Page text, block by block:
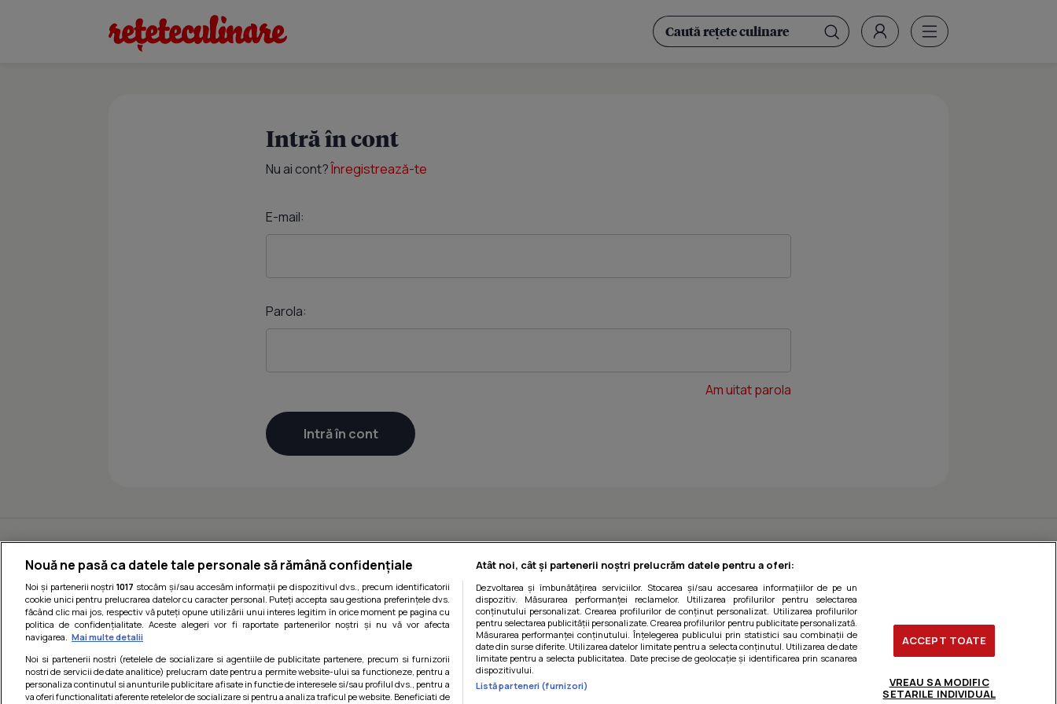
Intră în cont
Nu ai cont?Înregistrează-te
E-mail:
Parola:
Am uitat parola
Nouă ne pasă ca datele tale personale să rămână confidențiale
Noi și partenerii noștri1017 stocăm și/sau accesăm informații pe dispozitivul dvs., precum identificatorii
cookie unici pentru prelucrarea datelor cu caracter personal. Puteți accepta sau gestiona preferințele dvs.
făcând clic mai jos, respectiv vă puteți opune utilizării unui interes legitim în orice moment pe pagina cu
politica de confidențialitate. Aceste alegeri vor fi raportate partenerilor noștri și nu vă vor afecta
navigarea. Mai multe detalii
Noi si partenerii nostri (retelele de socializare si agentiile de publicitate partenere, precum si furnizorii
nostri de servicii de date analitice) prelucram date pentru a permite website-ului sa functioneze, pentru a
personaliza continutul si anunturile publicitare afisate in functie de interesele si/sau profilul dvs., pentru a
va oferi functionalitati aferente retelelor de socializare si pentru a analiza traficul pe website. Beneficiati de
Atât noi, cât și partenerii noștri prelucrăm datele pentru a oferi:
Dezvoltarea și îmbunătățirea serviciilor. Stocarea și/sau accesarea informațiilor de pe un
dispozitiv. Măsurarea performanței reclamelor. Utilizarea profilurilor pentru selectarea
conținutului personalizat. Crearea profilurilor de conținut personalizat. Utilizarea profilurilor
pentru selectarea publicității personalizate. Crearea profilurilor pentru publicitate personalizată.
Măsurarea performanței conținutului. Înțelegerea publicului prin statistici sau combinații de
date din surse diferite. Utilizarea datelor limitate pentru a selecta conținutul. Utilizarea de date
limitate pentru a selecta publicitatea. Date precise de geolocație și identificarea prin scanarea
dispozitivului.
Listă parteneri (furnizori)
ACCEPT TOATE
VREAU SA MODIFIC
SETARILE INDIVIDUAL